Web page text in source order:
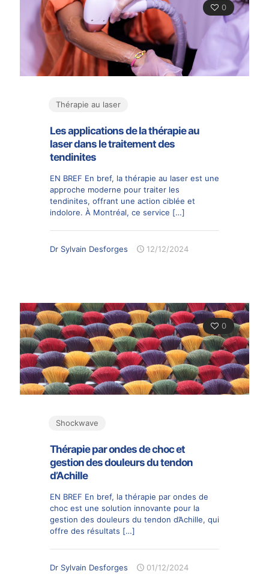
0
Thérapie au laser
Les applications de la thérapie au
laser dans le traitement des
tendinites
EN BREF En bref, la thérapie au laser est une
approche moderne pour traiter les
tendinites, offrant une action ciblée et
indolore. À Montréal, ce service […]
Dr Sylvain Desforges 12/12/2024
0
Shockwave
Thérapie par ondes de choc et
gestion des douleurs du tendon
d’Achille
EN BREF En bref, la thérapie par ondes de
choc est une solution innovante pour la
gestion des douleurs du tendon d’Achille, qui
offre des résultats […]
Dr Sylvain Desforges 01/12/2024